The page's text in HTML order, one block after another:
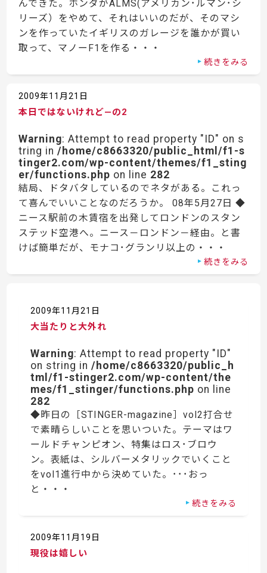
んできた。ホンダがALMS(アメリカン･ルマン･シ
リーズ）をやめて、それはいいのだが、そのマシ
ンを作っていたイギリスのガレージを誰かが買い
取って、マノーF1を作る・・・
続きをみる
2009年11月21日
本日ではないけれど—の2
Warning: Attempt to read property "ID" on s
tring in/home/c8663320/public_html/f1-s
tinger2.com/wp-content/themes/f1_sting
er/functions.php on line 282
結局、ドタバタしているのでネタがある。これっ
て喜んでいいことなのだろうか。 08年5月27日 ◆
ニース駅前の木賃宿を出発してロンドンのスタン
ステッド空港へ。ニース－ロンドン－経由。と書
けば簡単だが、モナコ･グランリ以上の・・・
続きをみる
2009年11月21日
大当たりと大外れ
Warning: Attempt to read property "ID"
on string in/home/c8663320/public_h
tml/f1-stinger2.com/wp-content/the
mes/f1_stinger/functions.php on line
282
◆昨日の［STINGER-magazine］vol2打合せ
で素晴らしいことを思いついた。テーマはワ
ールドチャンピオン、特集はロス･ブロウ
ン。表紙は、シルバーメタリックでいくこと
をvol1進行中から決めていた。･･･おっ
と・・・
続きをみる
2009年11月19日
現役は嬉しい